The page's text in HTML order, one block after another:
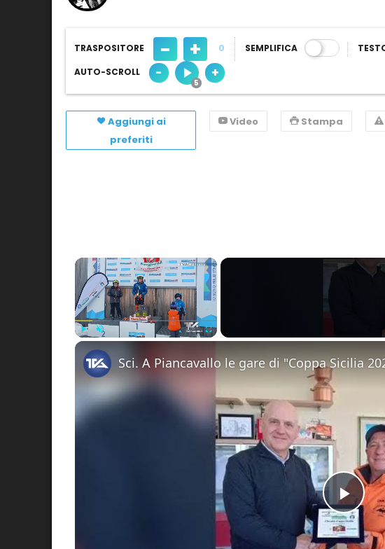
TRASPOSITORE - + 0 SEMPLIFICA
AUTO-SCROLL - +
Aggiungi ai
preferiti
Video Stampa
×
Play